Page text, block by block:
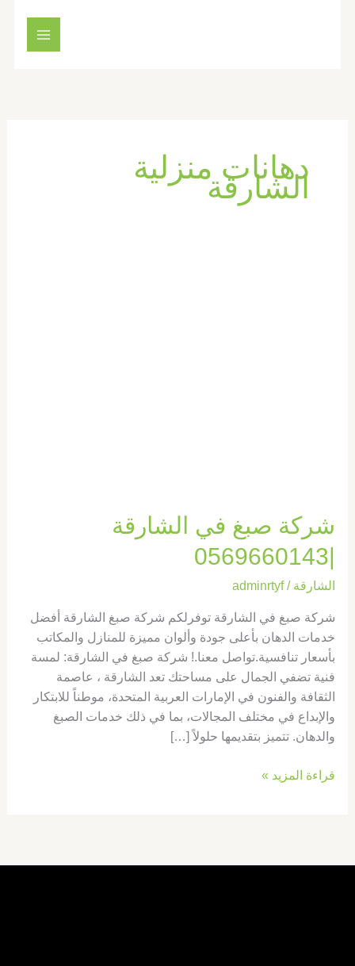
دهانات منزلية
الشارقة
شركة صبغ في الشارقة
|0569660143
الشارقة /
adminrtyf
شركة صبغ في الشارقة توفرلكم شركة صبغ الشارقة أفضل
خدمات الدهان بأعلى جودة وألوان مميزة للمنازل والمكاتب
بأسعار تنافسية.تواصل معنا.! شركة صبغ في الشارقة: لمسة
فنية تضفي الجمال على مساحتك تعد الشارقة ، عاصمة
الثقافة والفنون في الإمارات العربية المتحدة، موطناً للابتكار
والإبداع في مختلف المجالات، بما في ذلك خدمات الصبغ
والدهان. تتميز بتقديمها حلولاً […]
قراءة المزيد »